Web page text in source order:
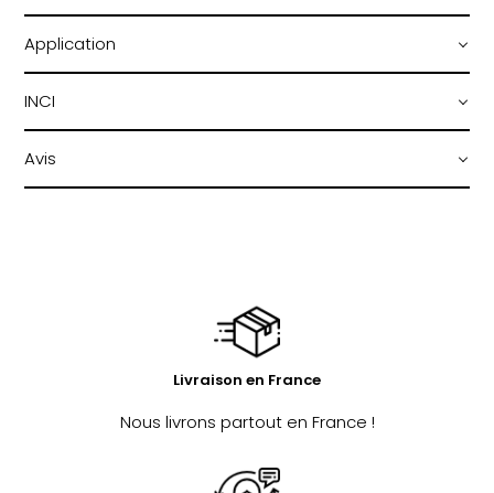
Application
INCI
Avis
Livraison en France
Nous livrons partout en France !